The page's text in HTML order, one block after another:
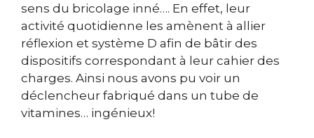
sens du bricolage inné…. En effet, leur
activité quotidienne les amènent à allier
réflexion et système D afin de bâtir des
dispositifs correspondant à leur cahier des
charges. Ainsi nous avons pu voir un
déclencheur fabriqué dans un tube de
vitamines… ingénieux!